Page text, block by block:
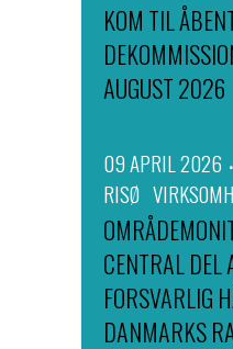
KOM TIL
AUGUST 2026
09 APRIL 2026
RISØ
CENTRAL DEL
FORSVARLIG
DANMARKS